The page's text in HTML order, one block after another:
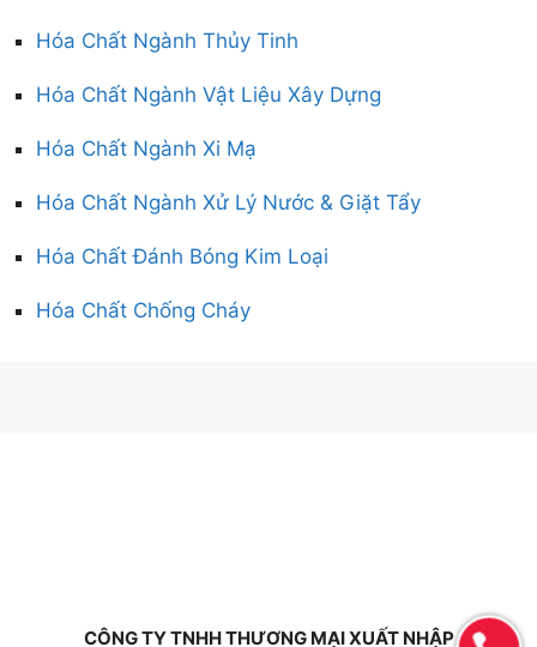
Hóa Chất Ngành Thủy Tinh
Hóa Chất Ngành Vật Liệu Xây Dựng
Hóa Chất Ngành Xi Mạ
Hóa Chất Ngành Xử Lý Nước & Giặt Tẩy
Hóa Chất Đánh Bóng Kim Loại
Hóa Chất Chống Cháy
CÔNG TY TNHH THƯƠNG MẠI XUẤT NHẬP